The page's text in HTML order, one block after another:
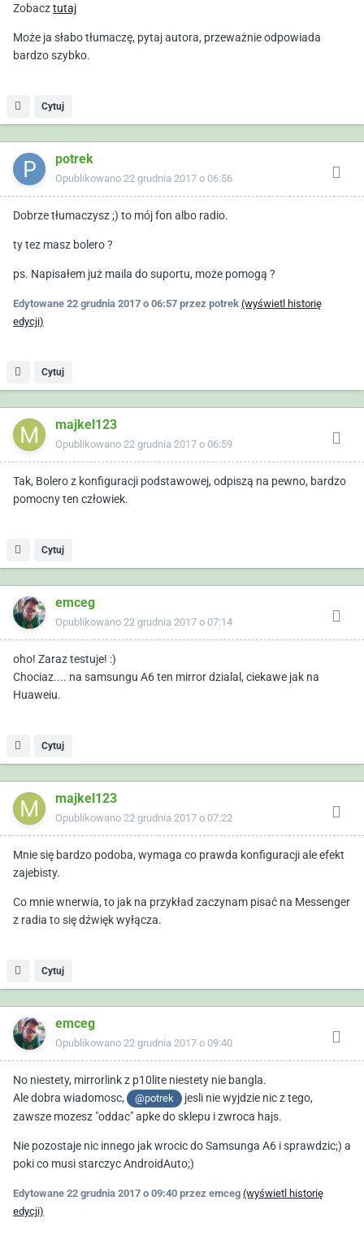
Zobacztutaj
Może ja słabo tłumaczę, pytaj autora, przeważnie odpowiada
bardzo szybko.
Cytuj
potrek
Opublikowano 22 grudnia 2017 o 06:56
Dobrze tłumaczysz ;) to mój fon albo radio.
ty tez masz bolero ?
ps. Napisałem już maila do suportu, może pomogą ?
Edytowane 22 grudnia 2017 o 06:57 przez potrek (wyświetl historię
edycji)
Cytuj
majkel123
Opublikowano 22 grudnia 2017 o 06:59
Tak, Bolero z konfiguracji podstawowej, odpiszą na pewno, bardzo
pomocny ten człowiek.
Cytuj
emceg
Opublikowano 22 grudnia 2017 o 07:14
oho! Zaraz testuje! :)
Chociaz.... na samsungu A6 ten mirror dzialal, ciekawe jak na
Huaweiu.
Cytuj
majkel123
Opublikowano 22 grudnia 2017 o 07:22
Mnie się bardzo podoba, wymaga co prawda konfiguracji ale efekt
zajebisty.
Co mnie wnerwia, to jak na przykład zaczynam pisać na Messenger
z radia to się dźwięk wyłącza.
Cytuj
emceg
Opublikowano 22 grudnia 2017 o 09:40
No niestety, mirrorlink z p10lite niestety nie bangla.
Ale dobra wiadomosc,
@potrek
jesli nie wyjdzie nic z tego,
zawsze mozesz "oddac" apke do sklepu i zwroca hajs.
Nie pozostaje nic innego jak wrocic do Samsunga A6 i sprawdzic;) a
poki co musi starczyc AndroidAuto;)
Edytowane 22 grudnia 2017 o 09:40 przez emceg (wyświetl historię
edycji)